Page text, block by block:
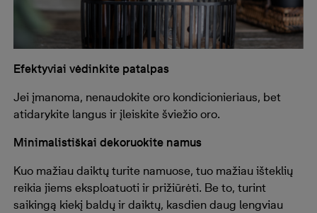
Efektyviai vėdinkite patalpas
Jei įmanoma, nenaudokite oro kondicionieriaus, bet
atidarykite langus ir įleiskite šviežio oro.
Minimalistiškai dekoruokite namus
Kuo mažiau daiktų turite namuose, tuo mažiau išteklių
reikia jiems eksploatuoti ir prižiūrėti. Be to, turint
saikingą kiekį baldų ir daiktų, kasdien daug lengviau